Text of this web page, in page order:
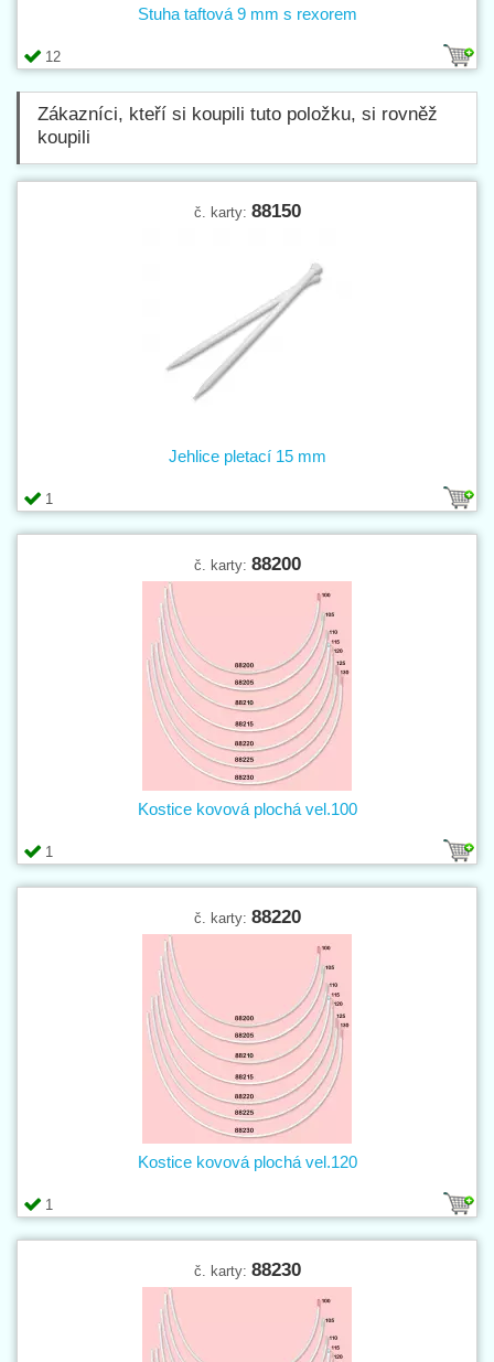
12
Stuha taftová 9 mm s rexorem
Zákazníci, kteří si koupili tuto položku, si rovněž
koupili
č. karty: 88150
1
Jehlice pletací 15 mm
č. karty: 88200
1
Kostice kovová plochá vel.100
č. karty: 88220
1
Kostice kovová plochá vel.120
č. karty: 88230